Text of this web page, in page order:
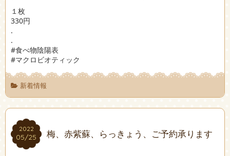
１枚
330円
.
.
#食べ物陰陽表
#マクロビオティック
新着情報
2022
05/25
2022
05/25 梅、赤紫蘇、らっきょう、ご予約承ります